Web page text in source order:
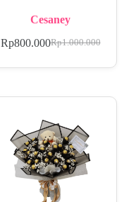
Cesaney
Rp1.000.000
Rp800.000